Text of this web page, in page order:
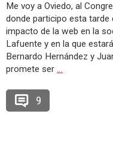
Me voy a Oviedo, al
donde participo esta tarde
impacto de la web en la
Lafuente y en la que
Bernardo Hernández y
promete ser …
9